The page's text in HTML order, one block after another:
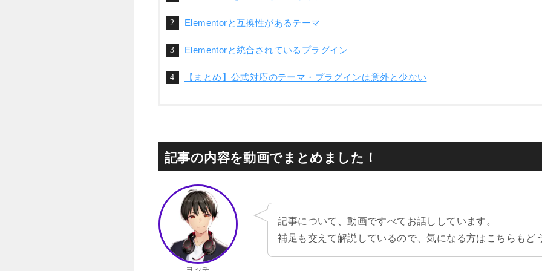
Elementorと互換性があるテーマ
Elementorと統合されているプラグイン
【まとめ】公式対応のテーマ・プラグインは意外と少ない
記事の内容を動画でまとめました！
記事について、動画ですべてお話ししています。
補足も交えて解説しているので、気になる方はこちらもど